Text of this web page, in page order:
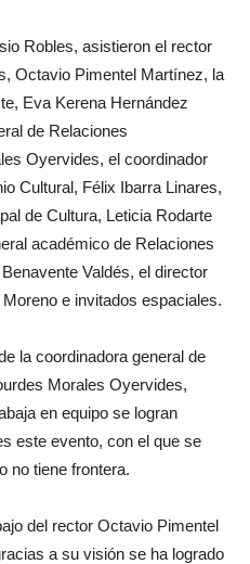
Robles, asistieron el rector
Octavio Pimentel Martínez, la
Eva Kerena Hernández
de Relaciones
Oyervides, el coordinador
Cultural, Félix Ibarra Linares,
de Cultura, Leticia Rodarte
académico de Relaciones
Valdés, el director
e invitados espaciales.
la coordinadora general de
Morales Oyervides,
en equipo se logran
este evento, con el que se
no tiene frontera.
del rector Octavio Pimentel
a su visión se ha logrado